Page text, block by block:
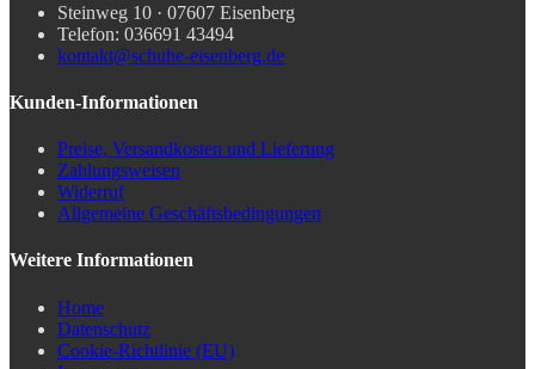
Steinweg 10 · 07607 Eisenberg
Telefon: 036691 43494
kontakt@schuhe-eisenberg.de
Kunden-Informationen
Preise, Versandkosten und Lieferung
Zahlungsweisen
Widerruf
Allgemeine Geschäftsbedingungen
Weitere Informationen
Home
Datenschutz
Cookie-Richtlinie (EU)